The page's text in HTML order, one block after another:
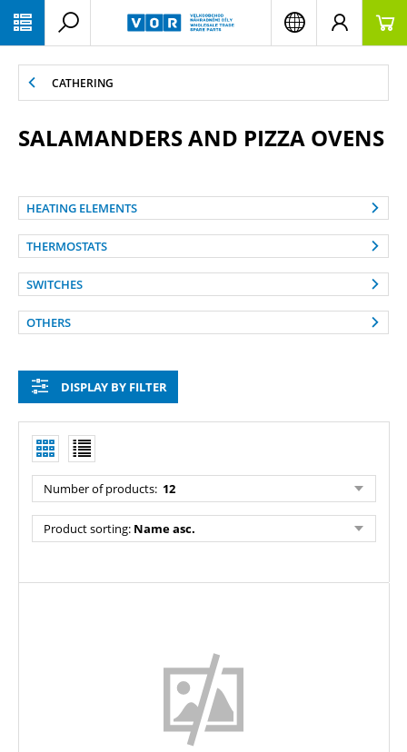
CATHERING
SALAMANDERS AND PIZZA OVENS
HEATING ELEMENTS
THERMOSTATS
SWITCHES
OTHERS
DISPLAY BY FILTER
Number of products: 12
Product sorting: Name asc.